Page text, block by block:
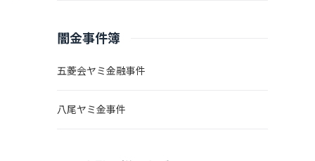
闇金事件簿
五菱会ヤミ金融事件
八尾ヤミ金事件